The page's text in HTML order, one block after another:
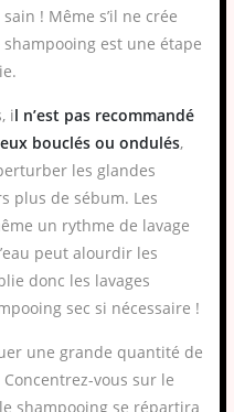
! Même s’il ne crée
est une étape
il n’est pas recommandé
bouclés ou ondulés,
les glandes
plus de sébum. Les
un rythme de lavage
peut alourdir les
donc les lavages
sec si nécessaire !
une grande quantité de
vous sur le
shampooing se répartira